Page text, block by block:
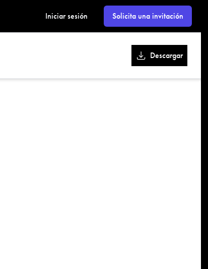
Iniciar sesión Solicita una invitación
Descargar